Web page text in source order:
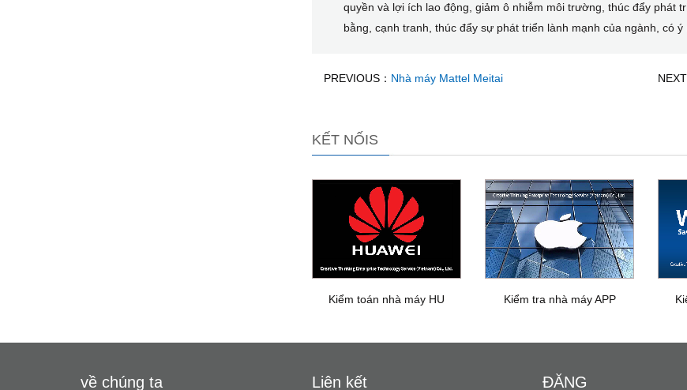
quyền và lợi ích lao động, giảm ô nhiễm môi trường, thúc đẩy phát
bằng, cạnh tranh, thúc đẩy sự phát triển lành mạnh của ngành, có
PREVIOUS： Nhà máy Mattel Meitai NEXT
KẾT NỐIS
Kiểm toán nhà máy HU Kiểm tra nhà máy APP
về chúng ta Liên kết ĐĂNG